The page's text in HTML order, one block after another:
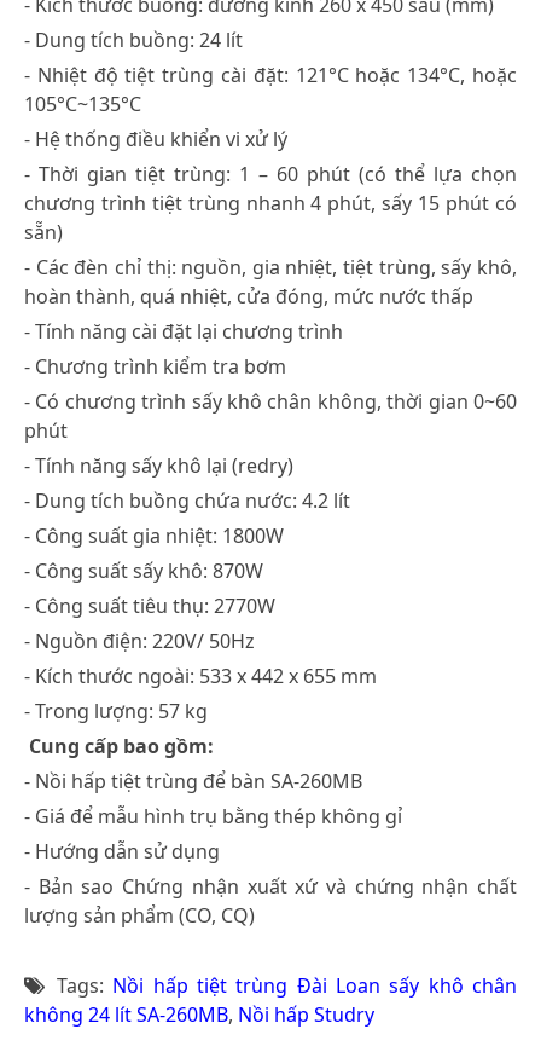
- Dung tích buồng: 24 lít
- Nhiệt độ tiệt trùng cài đặt: 121°C hoặc 134°C, hoặc
105°C~135°C
- Hệ thống điều khiển vi xử lý
- Thời gian tiệt trùng: 1 – 60 phút (có thể lựa chọn
chương trình tiệt trùng nhanh 4 phút, sấy 15 phút có
sẵn)
- Các đèn chỉ thị: nguồn, gia nhiệt, tiệt trùng, sấy khô,
hoàn thành, quá nhiệt, cửa đóng, mức nước thấp
- Tính năng cài đặt lại chương trình
- Chương trình kiểm tra bơm
- Có chương trình sấy khô chân không, thời gian 0~60
phút
- Tính năng sấy khô lại (redry)
- Dung tích buồng chứa nước: 4.2 lít
- Công suất gia nhiệt: 1800W
- Công suất sấy khô: 870W
- Công suất tiêu thụ: 2770W
- Nguồn điện: 220V/ 50Hz
- Kích thước ngoài: 533 x 442 x 655 mm
- Trong lượng: 57 kg
Cung cấp bao gồm:
- Nồi hấp tiệt trùng để bàn SA-260MB
- Giá để mẫu hình trụ bằng thép không gỉ
- Hướng dẫn sử dụng
- Bản sao Chứng nhận xuất xứ và chứng nhận chất
lượng sản phẩm (CO, CQ)
Tags: Nồi hấp tiệt trùng Đài Loan sấy khô chân
không 24 lít SA-260MB, Nồi hấp Studry